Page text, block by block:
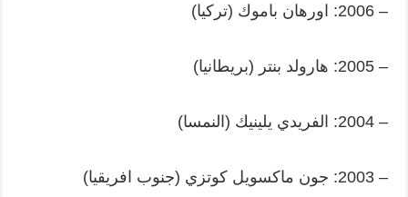
– 2006: اورهان باموك (تركيا)
– 2005: هارولد بنتر (بريطانيا)
– 2004: الفريدي يلينيك (النمسا)
– 2003: جون ماكسويل كوتزي (جنوب افريقيا)